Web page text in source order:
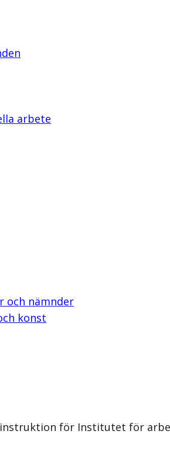
arbete
och nämnder
konst
instruktion för Institutet för